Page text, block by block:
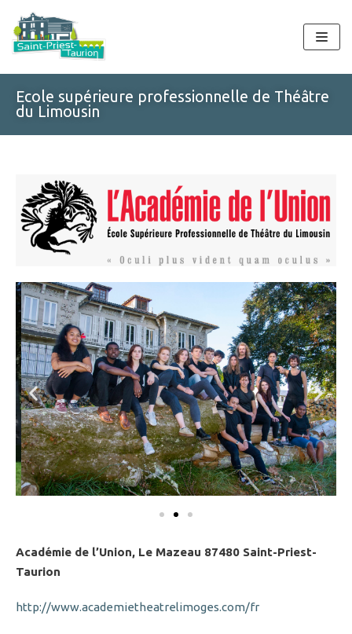
Aller
au
contenu
Ecole supérieure professionnelle de Théâtre
du Limousin
Académie de l’Union, Le Mazeau 87480 Saint-Priest-
Taurion
http://www.academietheatrelimoges.com/fr